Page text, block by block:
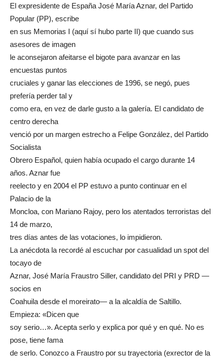
El expresidente de España José María Aznar, del Partido
Popular (PP), escribe
en sus Memorias I (aquí sí hubo parte II) que cuando sus
asesores de imagen
le aconsejaron afeitarse el bigote para avanzar en las
encuestas puntos
cruciales y ganar las elecciones de 1996, se negó, pues
prefería perder tal y
como era, en vez de darle gusto a la galería. El candidato de
centro derecha
venció por un margen estrecho a Felipe González, del Partido
Socialista
Obrero Español, quien había ocupado el cargo durante 14
años. Aznar fue
reelecto y en 2004 el PP estuvo a punto continuar en el
Palacio de la
Moncloa, con Mariano Rajoy, pero los atentados terroristas del
14 de marzo,
tres días antes de las votaciones, lo impidieron.
La anécdota la recordé al escuchar por casualidad un spot del
tocayo de
Aznar, José María Fraustro Siller, candidato del PRI y PRD —
socios en
Coahuila desde el moreirato— a la alcaldía de Saltillo.
Empieza: «Dicen que
soy serio…». Acepta serlo y explica por qué y en qué. No es
pose, tiene fama
de serlo. Conozco a Fraustro por su trayectoria (exrector de la